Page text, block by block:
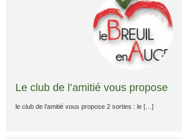
Le club de l’amitié vous propose
le club de l’amitié vous propose 2 sorties : le […]